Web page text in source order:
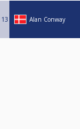
13 Alan Conway